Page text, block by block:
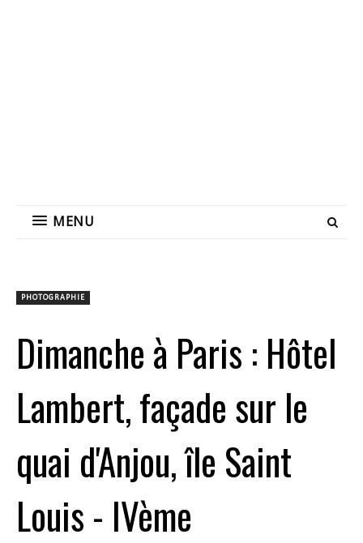
MENU
PHOTOGRAPHIE
Dimanche à Paris : Hôtel
Lambert, façade sur le
quai d'Anjou, île Saint
Louis - IVème